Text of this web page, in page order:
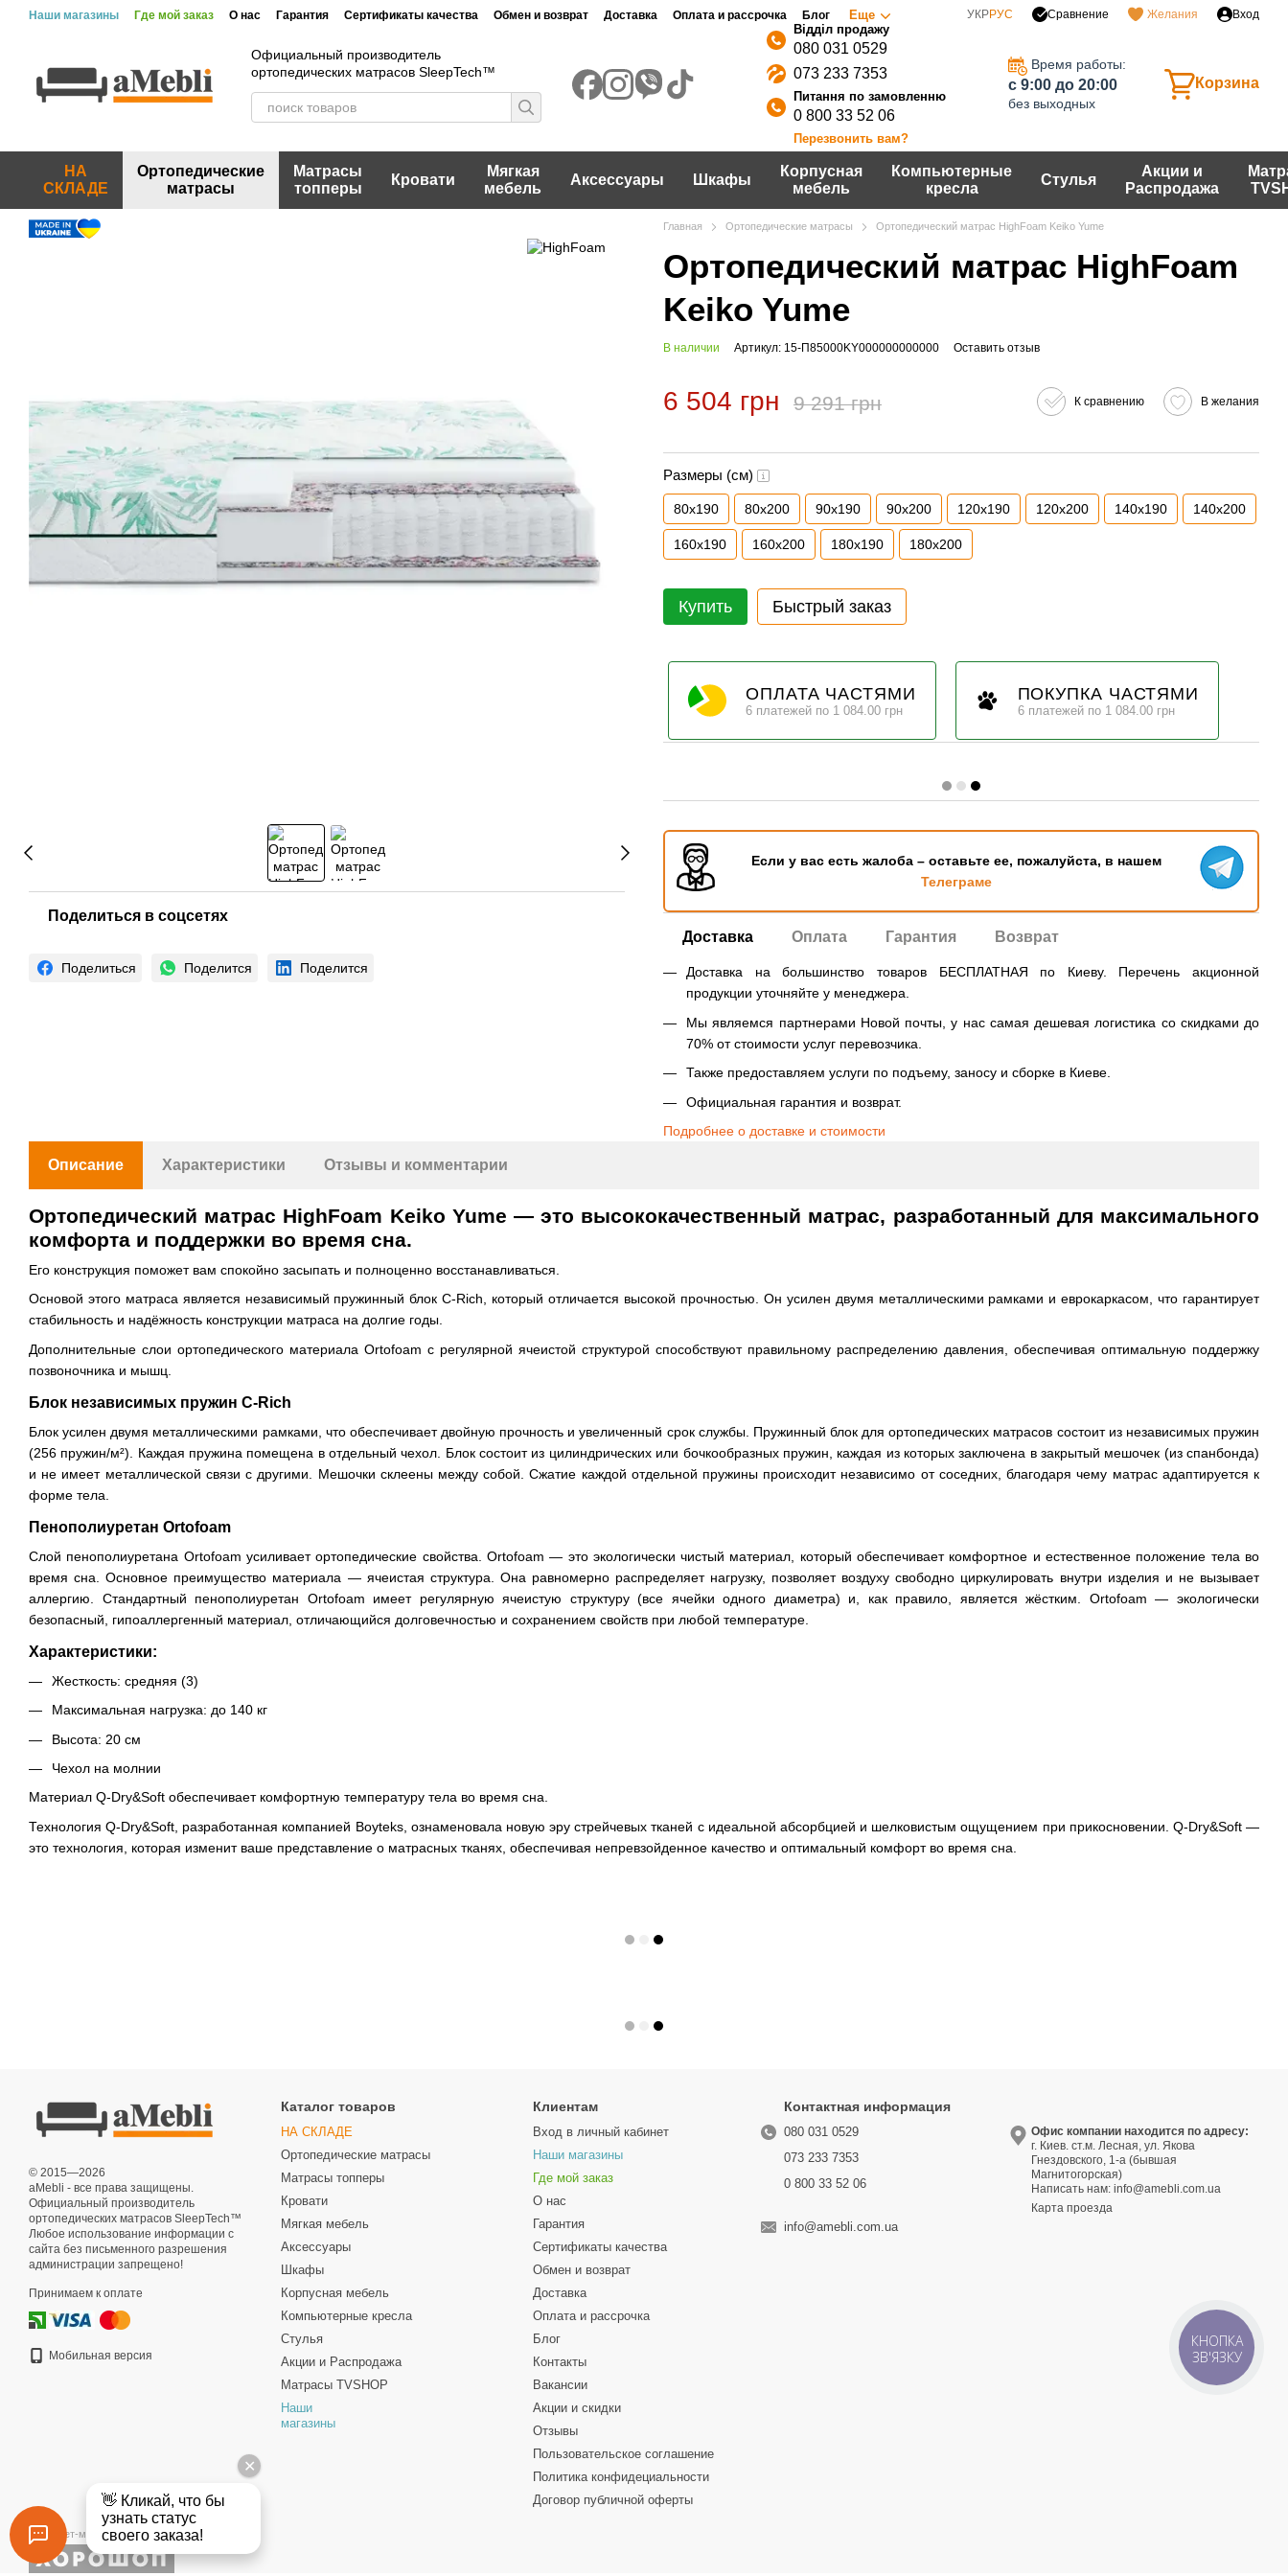
Перейти к основному контенту
Наши магазины Где мой заказ О нас Гарантия Сертификаты качества Обмен и возврат Доставка Оплата и рассрочка Блог Еще УКРРУС Сравнение Желания Вход
Официальный производитель
ортопедических матрасов SleepTech™
080 031 0529
073 233 7353
0 800 33 52 06
Перезвонить вам?
Время работы:
c 9:00 до 20:00
без выходных
Корзина
НА
СКЛАДЕ
Ортопедические
матрасы
Матрасы
топперы
Кровати
Мягкая
мебель
Аксессуары Шкафы
Корпусная
мебель
Компьютерные
кресла
Стулья
Акции и
Распродажа
Поделиться в соцсетях
Поделиться Поделится Поделится
Главная Ортопедические матрасы Ортопедический матрас HighFoam Keiko Yume
Ортопедический матрас HighFoam
Keiko Yume
В наличии Артикул: 15-П85000KY000000000000 Оставить отзыв
6 504 грн 9 291 грн К сравнению В желания
Размеры (см)
80х190 80х200 90х190 90х200 120х190 120х200 140х190 140х200
160х190 160х200 180х190 180х200
Купить Быстрый заказ
ОПЛАТА ЧАСТЯМИ
6 платежей по 1 084.00 грн
ПОКУПКА ЧАСТЯМИ
6 платежей по 1 084.00 грн
Если у вас есть жалоба – оставьте ее, пожалуйста, в нашем
Телеграме
Доставка Оплата Гарантия Возврат
Доставка на большинство товаров БЕСПЛАТНАЯ по Киеву. Перечень акционной
продукции уточняйте у менеджера.
Мы являемся партнерами Новой почты, у нас самая дешевая логистика со скидками до
70% от стоимости услуг перевозчика.
Также предоставляем услуги по подъему, заносу и сборке в Киеве.
Официальная гарантия и возврат.
Подробнее о доставке и стоимости
Описание Характеристики Отзывы и комментарии
Ортопедический матрас HighFoam Keiko Yume — это высококачественный матрас, разработанный для максимального
комфорта и поддержки во время сна.
Его конструкция поможет вам спокойно засыпать и полноценно восстанавливаться.
Основой этого матраса является независимый пружинный блок C-Rich, который отличается высокой прочностью. Он усилен двумя металлическими рамками и еврокаркасом, что гарантирует
стабильность и надёжность конструкции матраса на долгие годы.
Дополнительные слои ортопедического материала Ortofoam с регулярной ячеистой структурой способствуют правильному распределению давления, обеспечивая оптимальную поддержку
позвоночника и мышц.
Блок независимых пружин C-Rich
Блок усилен двумя металлическими рамками, что обеспечивает двойную прочность и увеличенный срок службы. Пружинный блок для ортопедических матрасов состоит из независимых пружин
(256 пружин/м²). Каждая пружина помещена в отдельный чехол. Блок состоит из цилиндрических или бочкообразных пружин, каждая из которых заключена в закрытый мешочек (из спанбонда)
и не имеет металлической связи с другими. Мешочки склеены между собой. Сжатие каждой отдельной пружины происходит независимо от соседних, благодаря чему матрас адаптируется к
форме тела.
Пенополиуретан Ortofoam
Слой пенополиуретана Ortofoam усиливает ортопедические свойства. Ortofoam — это экологически чистый материал, который обеспечивает комфортное и естественное положение тела во
время сна. Основное преимущество материала — ячеистая структура. Она равномерно распределяет нагрузку, позволяет воздуху свободно циркулировать внутри изделия и не вызывает
аллергию. Стандартный пенополиуретан Ortofoam имеет регулярную ячеистую структуру (все ячейки одного диаметра) и, как правило, является жёстким. Ortofoam — экологически
безопасный, гипоаллергенный материал, отличающийся долговечностью и сохранением свойств при любой температуре.
Характеристики:
Жесткость: средняя (3)
Максимальная нагрузка: до 140 кг
Высота: 20 см
Чехол на молнии
Материал Q-Dry&Soft обеспечивает комфортную температуру тела во время сна.
Технология Q-Dry&Soft, разработанная компанией Boyteks, ознаменовала новую эру стрейчевых тканей с идеальной абсорбцией и шелковистым ощущением при прикосновении. Q-Dry&Soft —
это технология, которая изменит ваше представление о матрасных тканях, обеспечивая непревзойденное качество и оптимальный комфорт во время сна.
© 2015—2026
aMebli - все права защищены.
Официальный производитель
ортопедических матрасов SleepTech™
Любое использование информации с
сайта без письменного разрешения
администрации запрещено!
Принимаем к оплате
Мобильная версия
Интернет-магазин создан с Хорошоп
Каталог товаров
НА СКЛАДЕ
Ортопедические матрасы
Матрасы топперы
Кровати
Мягкая мебель
Аксессуары
Шкафы
Корпусная мебель
Компьютерные кресла
Стулья
Акции и Распродажа
Матрасы TVSHOP
Наши
магазины
Клиентам
Вход в личный кабинет
Наши магазины
Где мой заказ
О нас
Гарантия
Сертификаты качества
Обмен и возврат
Доставка
Оплата и рассрочка
Блог
Контакты
Вакансии
Акции и скидки
Отзывы
Пользовательское соглашение
Политика конфидециальности
Договор публичной оферты
Контактная информация
080 031 0529
073 233 7353
0 800 33 52 06
info@amebli.com.ua
Офис компании находится по адресу:
г. Киев. ст.м. Лесная, ул. Якова
Гнездовского, 1-а (бывшая
Магнитогорская)
Написать нам:info@amebli.com.ua
Карта проезда
КНОПКА
ЗВ'ЯЗКУ